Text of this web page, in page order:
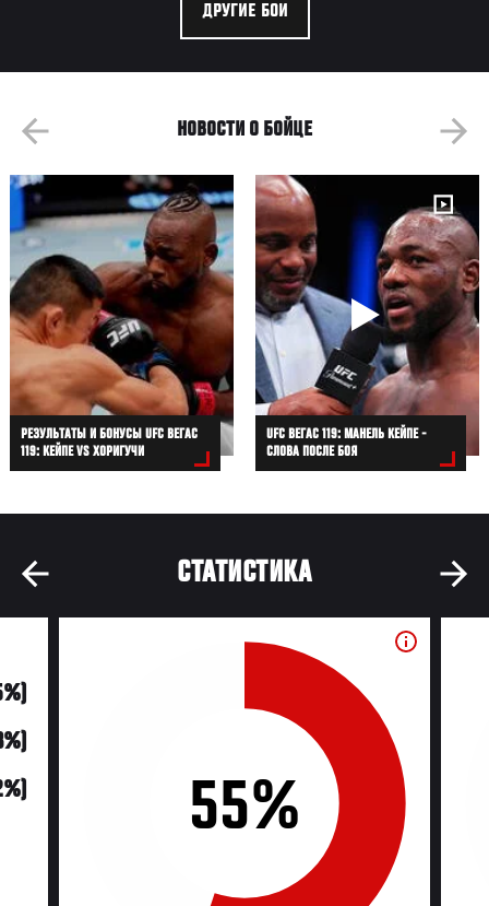
ДРУГИЕ БОИ
НОВОСТИ О БОЙЦЕ
РЕЗУЛЬТАТЫ И БОНУСЫ UFC ВЕГАС
119: КЕЙПЕ VS ХОРИГУЧИ
UFC ВЕГАС 119: МАНЕЛЬ КЕЙПЕ -
СЛОВА ПОСЛЕ БОЯ
СТАТИСТИКА
55%